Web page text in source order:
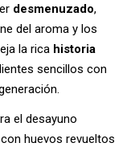
desmenuzado,
del aroma y los
la rica historia
sencillos con
el desayuno
huevos revueltos